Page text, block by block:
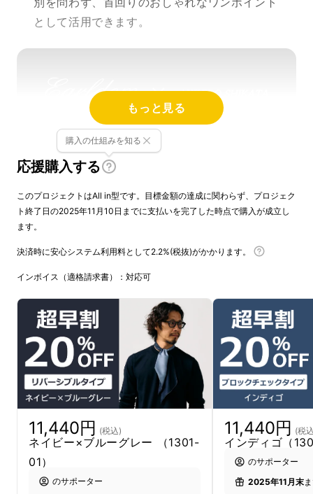
として活用できます。
もっと見る
応援購入する
購入の仕組みを知る
このプロジェクトはAll in型です。目標金額の達成に関わらず、プロジェク
ト終了日の2025年11月10日までに支払いを完了した時点で購入が成立し
ます。
決済時に安心システム利用料として2.2%(税抜)がかかります。
インボイス（適格請求書）：対応可
11,440円 (税込)
ネイビー×ブルーグレー （1301-
01）
のサポーター
11,440円 (税
インディゴ（
のサポーター
2025年11月末